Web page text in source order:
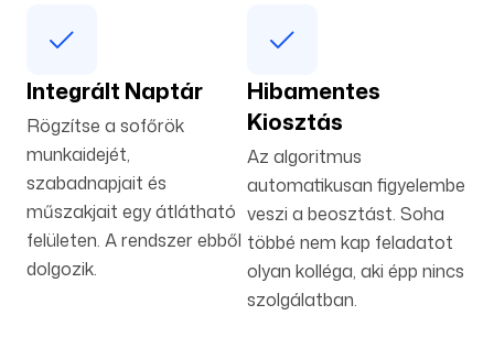
Integrált Naptár
Rögzítse a sofőrök
munkaidejét,
szabadnapjait és
műszakjait egy átlátható
felületen. A rendszer ebből
dolgozik.
Hibamentes
Kiosztás
Az algoritmus
automatikusan figyelembe
veszi a beosztást. Soha
többé nem kap feladatot
olyan kolléga, aki épp nincs
szolgálatban.